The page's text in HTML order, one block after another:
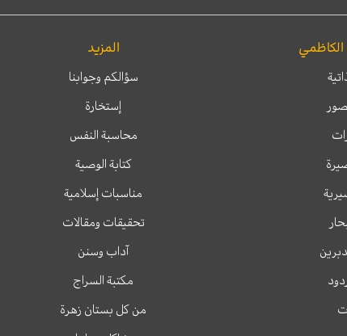
المزيد
سؤالكم وجوابنا
إستخارة
محاسبة النفس
كتابة الوصية
مناسبات إسلامية
تحقيقات ومقالات
آداب وسنن
مكتبة السراج
من كل بستان زهرة